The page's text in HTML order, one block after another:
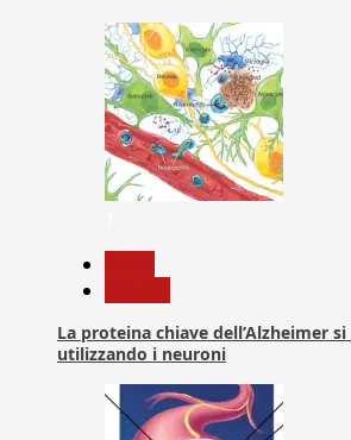
La proteina chiave dell’Alzheimer
utilizzando i neuroni